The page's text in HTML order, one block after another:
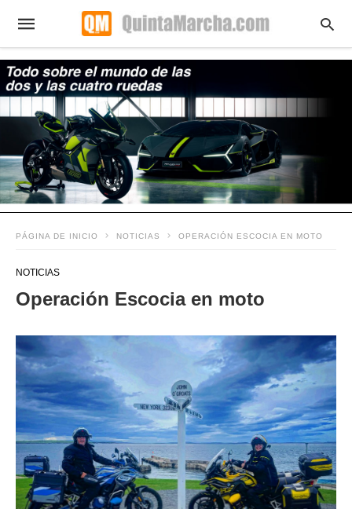
PÁGINA DE INICIO NOTICIAS OPERACIÓN ESCOCIA EN MOTO
NOTICIAS
Operación Escocia en moto